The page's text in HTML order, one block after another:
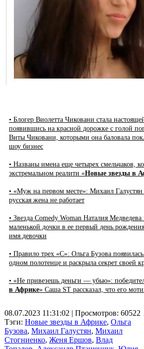
• Блогер Виолетта Чиковани стала
появившись на красной дорожке с голой
Виты Чиковани, которыми она баловала
шоу бизнес
• Названы имена еще четырех смельчаков,
экстремальном реалити «Новые звезды в
• «Муж на первом месте»: Михаил Галустян
русская жена не работает
• Звезда Comedy Woman Наталия
маленькой дочки в ее первый день
имя девочки
• Правило трех «С»: Ольга Бузова
одном полотенце и раскрыла секрет своей
• «Не привезешь деньги — убью»:
в Африке» Саша ST рассказал, что его
08.07.2023 11:31:02 | Просмотров: 60522
Тэги: Новые звезды в Африке, Ольга
Бузова, Михаил Галустян, Михаил
Стогниенко, Женя Ершов, Влад